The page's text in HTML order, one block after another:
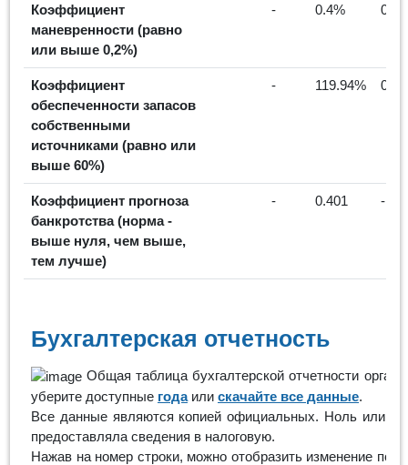
Коэффициент
маневренности (равно
или выше 0,2%)
- 0.4% 0%
Коэффициент
обеспеченности запасов
собственными
источниками (равно или
выше 60%)
- 119.94% 0%
Коэффициент прогноза
банкротства (норма -
выше нуля, чем выше,
тем лучше)
- 0.401 -
Бухгалтерская отчетность
Общая таблица бухгалтерской отчетности
уберите доступные годаили скачайте все данные.
Все данные являются копией официальных. Ноль или
предоставляла сведения в налоговую.
Нажав на номер строки, можно отобразить изменение